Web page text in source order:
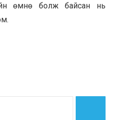
өмнө болж байсан нь